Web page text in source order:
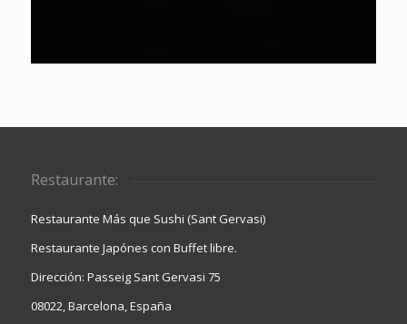
Restaurante:
Restaurante Más que Sushi (Sant Gervasi)
Restaurante Japónes con Buffet libre.
Dirección: Passeig Sant Gervasi 75
08022, Barcelona, España